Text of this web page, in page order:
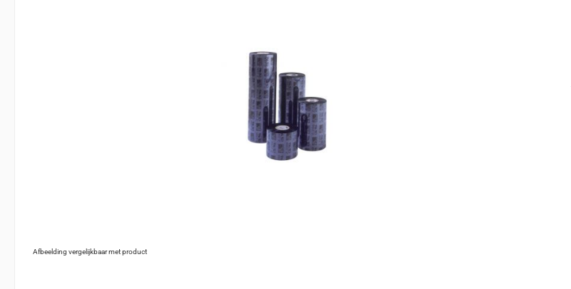
Afbeelding vergelijkbaar met product